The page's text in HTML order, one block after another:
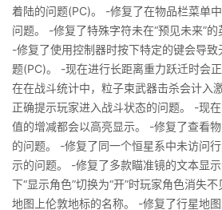
着陆的问题(PC)。 -修复了在物品栏菜单
问题。 -修复了特殊字符未在“预见未来”的
-修复了使用控制器时按下特定的键会导
题(PC)。 -现在进行长距离重力跃迁时会
在在战斗统计中，粒子束武器击杀会计入
正确提示玩家进入战斗状态的问题。 -现
值的增减都会以高亮显示。 -修复了查看
的问题。 -修复了同一个恒星系中未访问
示的问题。 -修复了多款瞄准镜的文本显
下“显示角色”切换为“开”时玩家角色消失
地图上伦敦地标的名称。 -修复了行星地